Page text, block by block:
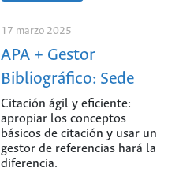
17 marzo 2025
APA + Gestor
Bibliográfico: Sede
Palmira
Citación ágil y eficiente:
apropiar los conceptos
básicos de citación y usar un
gestor de referencias hará la
diferencia.